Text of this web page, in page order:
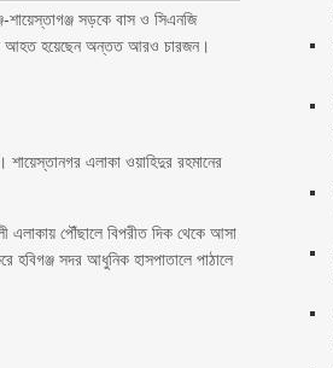
শায়েস্তাগঞ্জ সড়কে বাস ও সিএনজি
আহত হয়েছেন অন্তত আরও চারজন।
শায়েস্তানগর এলাকা ওয়াহিদুর রহমানের
এলাকায় পৌঁছালে বিপরীত দিক থেকে আসা
সদর আধুনিক হাসপাতালে পাঠালে